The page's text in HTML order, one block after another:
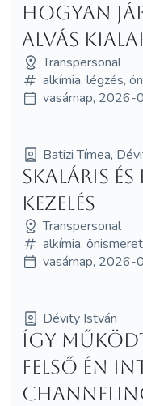
hogyan
alvás
Transpersonal
alkímia, légzés,
vasárnap,
Batizi Tímea,
SKALÁRIS
KEZELÉS
Transpersonal
alkímia,
vasárnap,
Dévity István
Így
felső Én